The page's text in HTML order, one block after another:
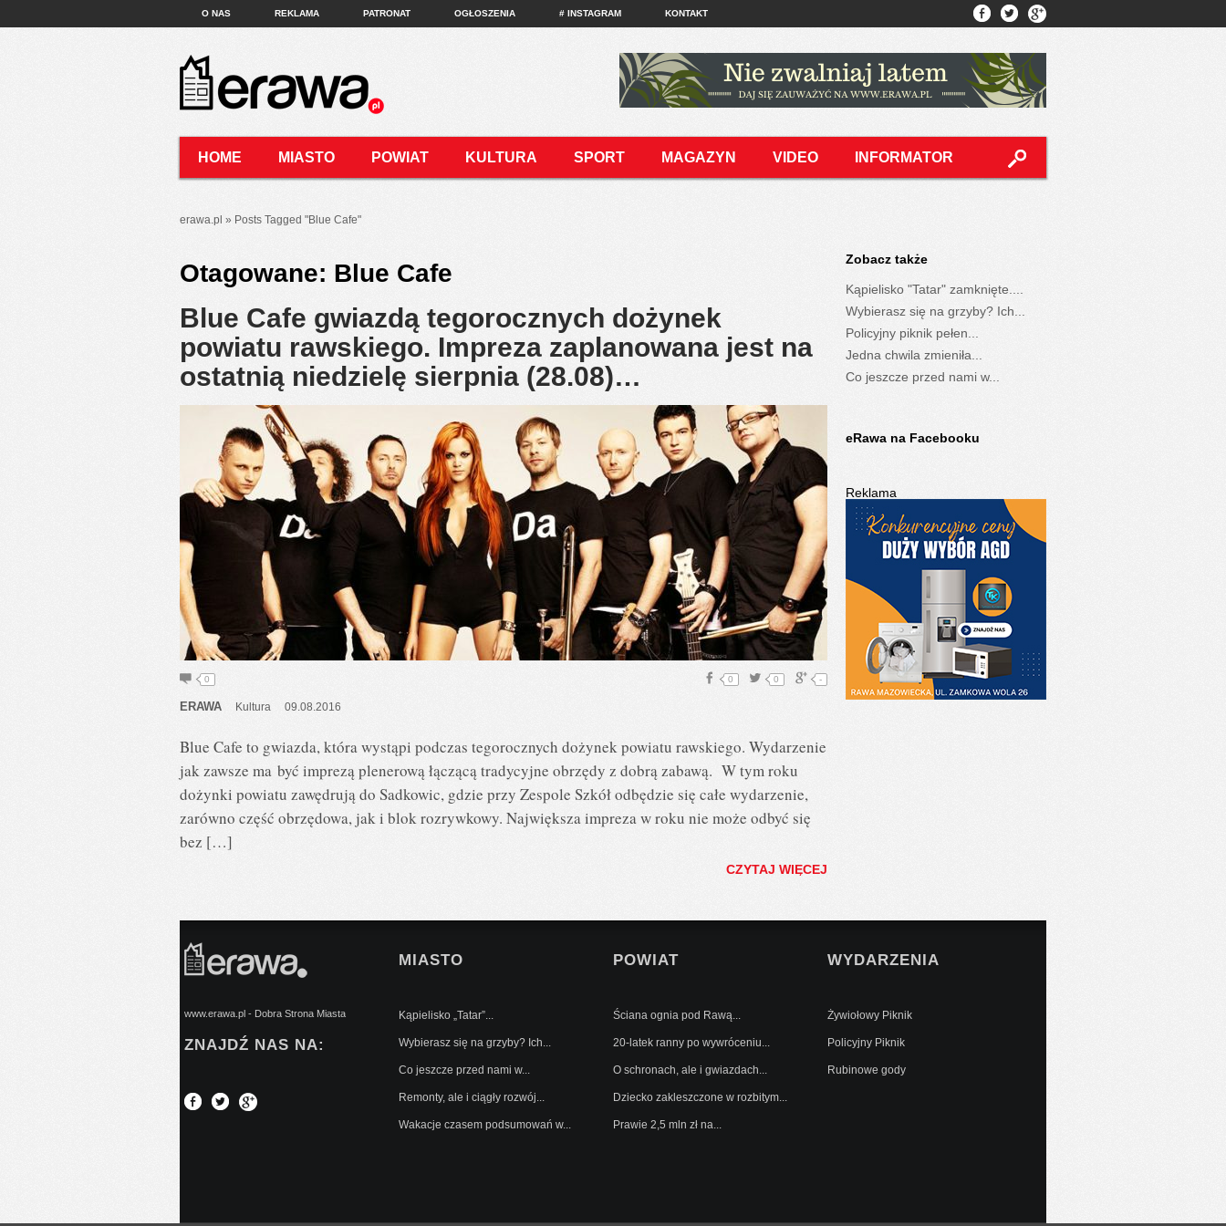
O NAS REKLAMA PATRONAT OGŁOSZENIA # INSTAGRAM KONTAKT
HOME MIASTO POWIAT KULTURA SPORT MAGAZYN VIDEO INFORMATOR
erawa.pl » Posts Tagged "Blue Cafe"
Otagowane: Blue Cafe
Blue Cafe gwiazdą tegorocznych dożynek
powiatu rawskiego. Impreza zaplanowana jest na
ostatnią niedzielę sierpnia (28.08)…
0 -
0
0
ERAWA Kultura 09.08.2016
Blue Cafe to gwiazda, która wystąpi podczas tegorocznych dożynek powiatu rawskiego. Wydarzenie
jak zawsze ma być imprezą plenerową łączącą tradycyjne obrzędy z dobrą zabawą. W tym roku
dożynki powiatu zawędrują do Sadkowic, gdzie przy Zespole Szkół odbędzie się całe wydarzenie,
zarówno część obrzędowa, jak i blok rozrywkowy. Największa impreza w roku nie może odbyć się
bez […]
CZYTAJ WIĘCEJ
Zobacz także
Kąpielisko "Tatar" zamknięte....
Wybierasz się na grzyby? Ich...
Policyjny piknik pełen...
Jedna chwila zmieniła...
Co jeszcze przed nami w...
eRawa na Facebooku
Reklama
www.erawa.pl - Dobra Strona Miasta
ZNAJDŹ NAS NA:
MIASTO
Kąpielisko „Tatar”...
Wybierasz się na grzyby? Ich...
Co jeszcze przed nami w...
Remonty, ale i ciągły rozwój...
Wakacje czasem podsumowań w...
POWIAT
Ściana ognia pod Rawą...
20-latek ranny po wywróceniu...
O schronach, ale i gwiazdach...
Dziecko zakleszczone w rozbitym...
Prawie 2,5 mln zł na...
WYDARZENIA
Żywiołowy Piknik
Policyjny Piknik
Rubinowe gody